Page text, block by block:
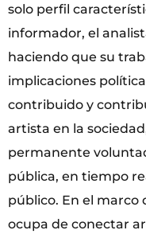
solo perfil
informador, el
haciendo que su
implicaciones
contribuido y
artista en la
permanente
pública, en tiempo
público. En el marco
ocupa de conectar